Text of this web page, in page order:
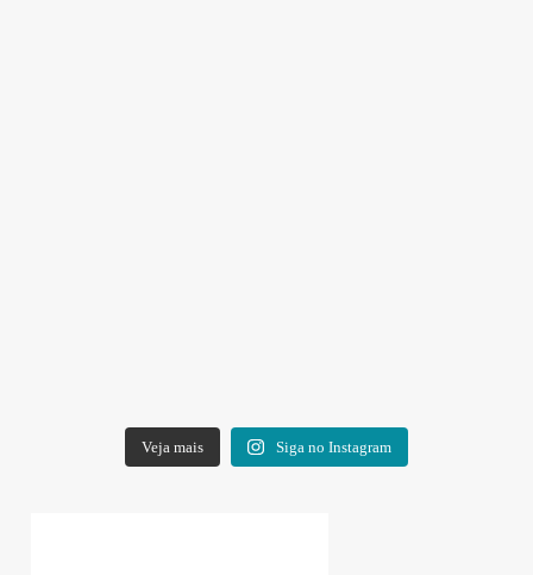
Veja mais Siga no Instagram